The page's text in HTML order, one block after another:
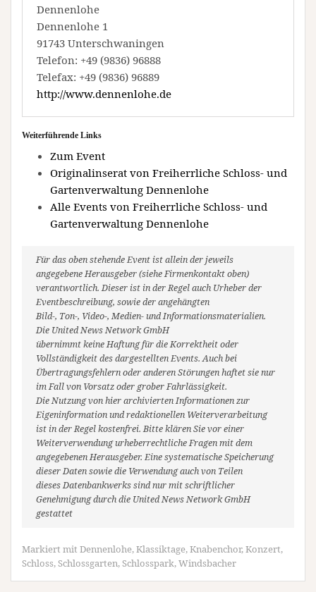
Dennenlohe
Dennenlohe 1
91743 Unterschwaningen
Telefon: +49 (9836) 96888
Telefax: +49 (9836) 96889
http://www.dennenlohe.de
Weiterführende Links
Zum Event
Originalinserat von Freiherrliche Schloss- und
Gartenverwaltung Dennenlohe
Alle Events von Freiherrliche Schloss- und
Gartenverwaltung Dennenlohe
Für das oben stehende Event ist allein der jeweils
angegebene Herausgeber (siehe Firmenkontakt oben)
verantwortlich. Dieser ist in der Regel auch Urheber der
Eventbeschreibung, sowie der angehängten
Bild-, Ton-, Video-, Medien- und Informationsmaterialien.
Die United News Network GmbH
übernimmt keine Haftung für die Korrektheit oder
Vollständigkeit des dargestellten Events. Auch bei
Übertragungsfehlern oder anderen Störungen haftet sie nur
im Fall von Vorsatz oder grober Fahrlässigkeit.
Die Nutzung von hier archivierten Informationen zur
Eigeninformation und redaktionellen Weiterverarbeitung
ist in der Regel kostenfrei. Bitte klären Sie vor einer
Weiterverwendung urheberrechtliche Fragen mit dem
angegebenen Herausgeber. Eine systematische Speicherung
dieser Daten sowie die Verwendung auch von Teilen
dieses Datenbankwerks sind nur mit schriftlicher
Genehmigung durch die United News Network GmbH
gestattet
Markiert mit Dennenlohe,Klassiktage,Knabenchor,Konzert,
Schloss,Schlossgarten,Schlosspark,Windsbacher